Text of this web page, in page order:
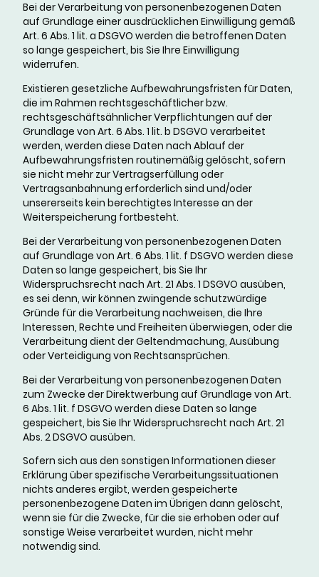
Bei der Verarbeitung von personenbezogenen Daten
auf Grundlage einer ausdrücklichen Einwilligung gemäß
Art. 6 Abs. 1 lit. a DSGVO werden die betroffenen Daten
so lange gespeichert, bis Sie Ihre Einwilligung
widerrufen.
Existieren gesetzliche Aufbewahrungsfristen für Daten,
die im Rahmen rechtsgeschäftlicher bzw.
rechtsgeschäftsähnlicher Verpflichtungen auf der
Grundlage von Art. 6 Abs. 1 lit. b DSGVO verarbeitet
werden, werden diese Daten nach Ablauf der
Aufbewahrungsfristen routinemäßig gelöscht, sofern
sie nicht mehr zur Vertragserfüllung oder
Vertragsanbahnung erforderlich sind und/oder
unsererseits kein berechtigtes Interesse an der
Weiterspeicherung fortbesteht.
Bei der Verarbeitung von personenbezogenen Daten
auf Grundlage von Art. 6 Abs. 1 lit. f DSGVO werden diese
Daten so lange gespeichert, bis Sie Ihr
Widerspruchsrecht nach Art. 21 Abs. 1 DSGVO ausüben,
es sei denn, wir können zwingende schutzwürdige
Gründe für die Verarbeitung nachweisen, die Ihre
Interessen, Rechte und Freiheiten überwiegen, oder die
Verarbeitung dient der Geltendmachung, Ausübung
oder Verteidigung von Rechtsansprüchen.
Bei der Verarbeitung von personenbezogenen Daten
zum Zwecke der Direktwerbung auf Grundlage von Art.
6 Abs. 1 lit. f DSGVO werden diese Daten so lange
gespeichert, bis Sie Ihr Widerspruchsrecht nach Art. 21
Abs. 2 DSGVO ausüben.
Sofern sich aus den sonstigen Informationen dieser
Erklärung über spezifische Verarbeitungssituationen
nichts anderes ergibt, werden gespeicherte
personenbezogene Daten im Übrigen dann gelöscht,
wenn sie für die Zwecke, für die sie erhoben oder auf
sonstige Weise verarbeitet wurden, nicht mehr
notwendig sind.